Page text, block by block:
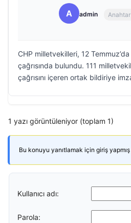
A admin
CHP milletvekilleri, 12
çağrısında bulundu. 111
çağrısını içeren ortak bildiriye
1 yazı görüntüleniyor (toplam 1)
Bu konuyu yanıtlamak için giriş yapmış
Kullanıcı adı:
Parola: